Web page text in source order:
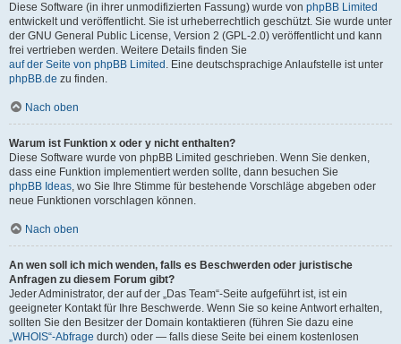
Diese Software (in ihrer unmodifizierten Fassung) wurde von phpBB Limited
entwickelt und veröffentlicht. Sie ist urheberrechtlich geschützt. Sie wurde unter
der GNU General Public License, Version 2 (GPL-2.0) veröffentlicht und kann
frei vertrieben werden. Weitere Details finden Sie
auf der Seite von phpBB Limited . Eine deutschsprachige Anlaufstelle ist unter
phpBB.de zu finden.
Nach oben
Warum ist Funktion x oder y nicht enthalten?
Diese Software wurde von phpBB Limited geschrieben. Wenn Sie denken,
dass eine Funktion implementiert werden sollte, dann besuchen Sie
phpBB Ideas, wo Sie Ihre Stimme für bestehende Vorschläge abgeben oder
neue Funktionen vorschlagen können.
Nach oben
An wen soll ich mich wenden, falls es Beschwerden oder juristische
Anfragen zu diesem Forum gibt?
Jeder Administrator, der auf der „Das Team“-Seite aufgeführt ist, ist ein
geeigneter Kontakt für Ihre Beschwerde. Wenn Sie so keine Antwort erhalten,
sollten Sie den Besitzer der Domain kontaktieren (führen Sie dazu eine
„WHOIS“-Abfrage durch) oder — falls diese Seite bei einem kostenlosen